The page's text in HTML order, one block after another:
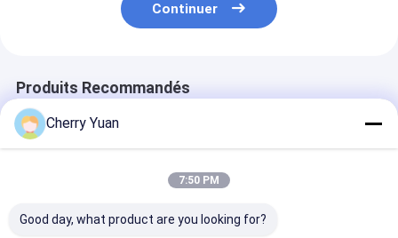
Continuer
Produits Recommandés
Cherry Yuan
7:50 PM
Good day, what product are you looking for?